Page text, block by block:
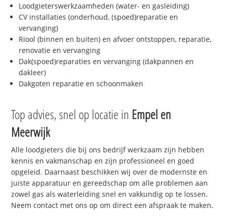
Loodgieterswerkzaamheden (water- en gasleiding)
CV installaties (onderhoud, (spoed)reparatie en
vervanging)
Riool (binnen en buiten) en afvoer ontstoppen, reparatie,
renovatie en vervanging
Dak(spoed)reparaties en vervanging (dakpannen en
dakleer)
Dakgoten reparatie en schoonmaken
Top advies, snel op locatie in Empel en
Meerwijk
Alle loodgieters die bij ons bedrijf werkzaam zijn hebben
kennis en vakmanschap en zijn professioneel en goed
opgeleid. Daarnaast beschikken wij over de modernste en
juiste apparatuur en gereedschap om alle problemen aan
zowel gas als waterleiding snel en vakkundig op te lossen.
Neem contact met ons op om direct een afspraak te maken.